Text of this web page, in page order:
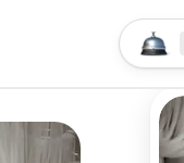
तुमचा सर्च
लोकेशन